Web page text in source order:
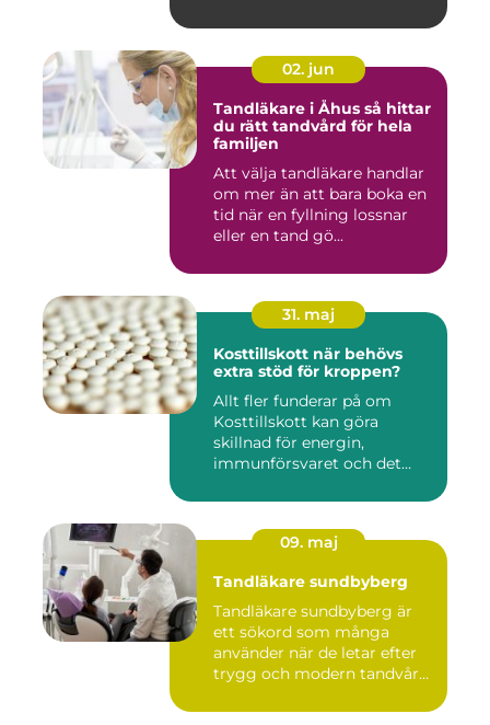
02. jun
Tandläkare i Åhus så hittar
du rätt tandvård för hela
familjen
Att välja tandläkare handlar
om mer än att bara boka en
tid när en fyllning lossnar
eller en tand gö...
31. maj
Kosttillskott när behövs
extra stöd för kroppen?
Allt fler funderar på om
Kosttillskott kan göra
skillnad för energin,
immunförsvaret och det
09. maj
Tandläkare sundbyberg
Tandläkare sundbyberg är
ett sökord som många
använder när de letar efter
trygg och modern tandvård